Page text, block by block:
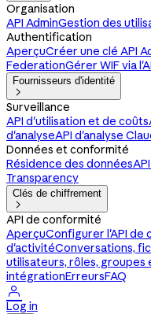
Organisation
API AdminGestion des
Authentification
AperçuCréer une clé API
FederationGérer WIF via
Fournisseurs d'identité

Surveillance
API d'utilisation et de coûts
d'analyseAPI d'analyse
Données et conformité
Résidence des données
Transparency
Clés de chiffrement

API de conformité
AperçuConfigurer l'API de
d'activitéConversations,
utilisateurs, rôles, groupes
intégrationErreursFAQ

Log in